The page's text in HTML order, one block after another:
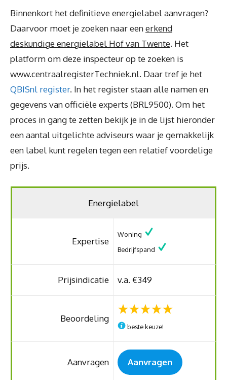
Binnenkort het definitieve energielabel aanvragen?
Daarvoor moet je zoeken naar eenerkend
deskundige energielabel Hof van Twente. Het
platform om deze inspecteur op te zoeken is
www.centraalregisterTechniek.nl. Daar tref je het
QBISnl register. In het register staan alle namen en
gegevens van officiële experts (BRL9500). Om het
proces in gang te zetten bekijk je in de lijst hieronder
een aantal uitgelichte adviseurs waar je gemakkelijk
een label kunt regelen tegen een relatief voordelige
prijs.
Energielabel
Expertise
Woning
Bedrijfspand
Prijsindicatie v.a. €349
Beoordeling
beste keuze!
Aanvragen Aanvragen